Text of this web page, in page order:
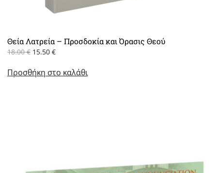
Θεία Λατρεία – Προσδοκία και Όρασις Θεού
18.00€ Original
was:
15.50 €Η
τιμή
Προσθήκη στο καλάθι